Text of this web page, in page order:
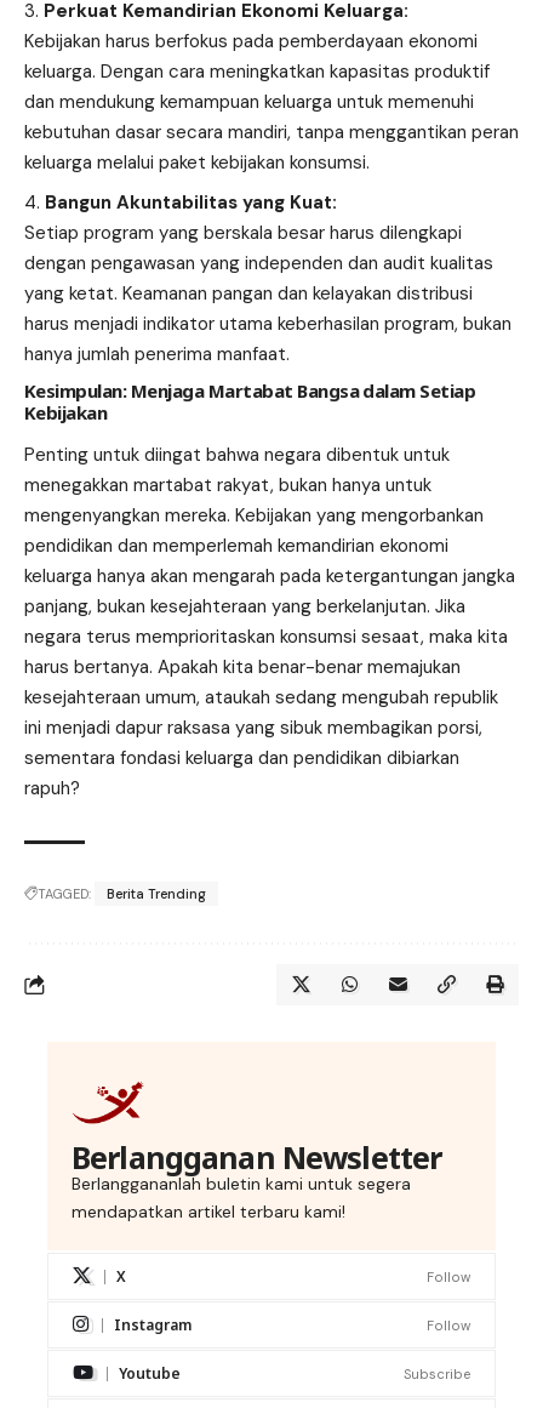
Perkuat Kemandirian Ekonomi Keluarga:
Kebijakan harus berfokus pada pemberdayaan ekonomi
keluarga. Dengan cara meningkatkan kapasitas produktif
dan mendukung kemampuan keluarga untuk memenuhi
kebutuhan dasar secara mandiri, tanpa menggantikan peran
keluarga melalui paket kebijakan konsumsi.
Bangun Akuntabilitas yang Kuat:
Setiap program yang berskala besar harus dilengkapi
dengan pengawasan yang independen dan audit kualitas
yang ketat. Keamanan pangan dan kelayakan distribusi
harus menjadi indikator utama keberhasilan program, bukan
hanya jumlah penerima manfaat.
Kesimpulan: Menjaga Martabat Bangsa dalam Setiap
Kebijakan
Penting untuk diingat bahwa negara dibentuk untuk
menegakkan martabat rakyat, bukan hanya untuk
mengenyangkan mereka. Kebijakan yang mengorbankan
pendidikan dan memperlemah kemandirian ekonomi
keluarga hanya akan mengarah pada ketergantungan jangka
panjang, bukan kesejahteraan yang berkelanjutan. Jika
negara terus memprioritaskan konsumsi sesaat, maka kita
harus bertanya. Apakah kita benar-benar memajukan
kesejahteraan umum, ataukah sedang mengubah republik
ini menjadi dapur raksasa yang sibuk membagikan porsi,
sementara fondasi keluarga dan pendidikan dibiarkan
rapuh?
TAGGED: Berita Trending
Berlangganan Newsletter
Berlanggananlah buletin kami untuk segera
mendapatkan artikel terbaru kami!
X Follow
Instagram Follow
Youtube Subscribe